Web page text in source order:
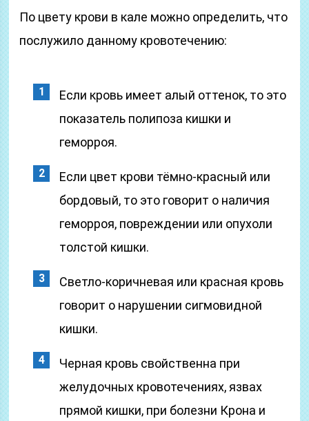
По цвету крови в кале можно определить, что
послужило данному кровотечению:
Если кровь имеет алый оттенок, то это
показатель полипоза кишки и
геморроя.
Если цвет крови тёмно-красный или
бордовый, то это говорит о наличия
геморроя, повреждении или опухоли
толстой кишки.
Светло-коричневая или красная кровь
говорит о нарушении сигмовидной
кишки.
Черная кровь свойственна при
желудочных кровотечениях, язвах
прямой кишки, при болезни Крона и